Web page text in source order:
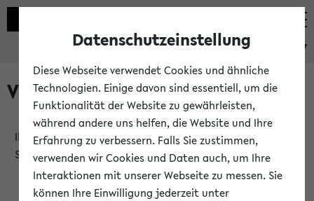
eKVV
Verlauf
Ihr Verlauf ist leer. Er wird sich im Verlauf Ihrer eKVV
Sitzung füllen.
Datenschutzeinstellung
Diese Webseite verwendet Cookies und ähnliche
Technologien. Einige davon sind essentiell, um die
Funktionalität der Website zu gewährleisten,
während andere uns helfen, die Website und Ihre
Erfahrung zu verbessern. Falls Sie zustimmen,
verwenden wir Cookies und Daten auch, um Ihre
Interaktionen mit unserer Webseite zu messen. Sie
können Ihre Einwilligung jederzeit unter